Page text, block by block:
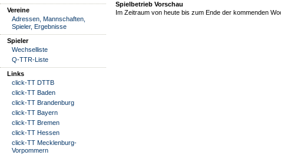
Vereine
Adressen, Mannschaften,
Spieler, Ergebnisse
Spieler
Wechselliste
Q-TTR-Liste
Links
click-TT DTTB
click-TT Baden
click-TT Brandenburg
click-TT Bayern
click-TT Bremen
click-TT Hessen
click-TT Mecklenburg-
Vorpommern
Spielbetrieb Vorschau
Im Zeitraum von heute bis zum Ende der kommenden